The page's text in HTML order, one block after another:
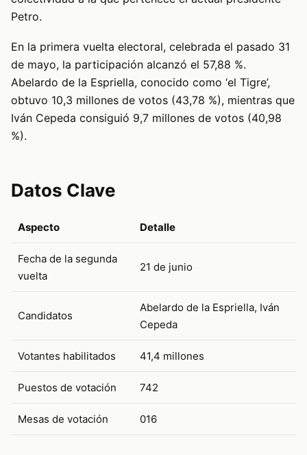
Petro.
En la primera vuelta electoral, celebrada el pasado 31
de mayo, la participación alcanzó el 57,88 %.
Abelardo de la Espriella, conocido como ‘el Tigre’,
obtuvo 10,3 millones de votos (43,78 %), mientras que
Iván Cepeda consiguió 9,7 millones de votos (40,98
%).
Datos Clave
Aspecto Detalle
Fecha de la segunda
vuelta
21 de junio
Candidatos
Abelardo de la Espriella, Iván
Cepeda
Votantes habilitados 41,4 millones
Puestos de votación 742
Mesas de votación 016